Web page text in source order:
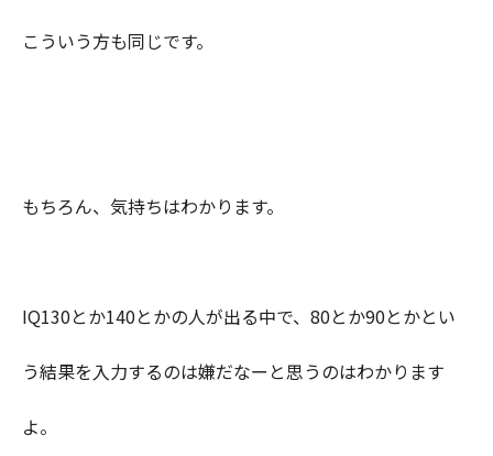
こういう方も同じです。
もちろん、気持ちはわかります。
IQ130とか140とかの人が出る中で、80とか90とかとい
う結果を入力するのは嫌だなーと思うのはわかります
よ。